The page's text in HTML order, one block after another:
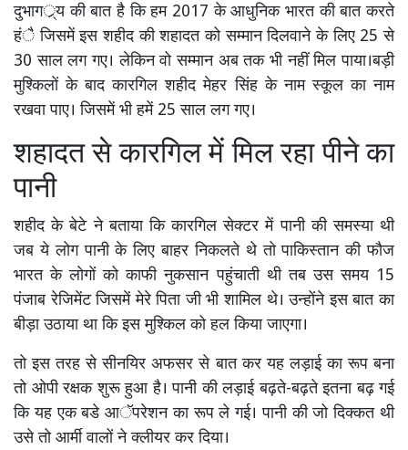
दुभागर््य की बात है कि हम 2017 के आधुनिक भारत की बात करते
हंै जिसमें इस शहीद की शहादत को सम्मान दिलवाने के लिए 25 से
30 साल लग गए। लेकिन वो सम्मान अब तक भी नहीं मिल पाया।बड़ी
मुश्किलों के बाद कारगिल शहीद मेहर सिंह के नाम स्कूल का नाम
रखवा पाए। जिसमें भी हमें 25 साल लग गए।
शहादत से कारगिल में मिल रहा पीने का
पानी
शहीद के बेटे ने बताया कि कारगिल सेक्टर में पानी की समस्या थी
जब ये लोग पानी के लिए बाहर निकलते थे तो पाकिस्तान की फौज
भारत के लोगों को काफी नुकसान पहुंचाती थी तब उस समय 15
पंजाब रेजिमेंट जिसमें मेरे पिता जी भी शामिल थे। उन्होंने इस बात का
बीड़ा उठाया था कि इस मुश्किल को हल किया जाएगा।
तो इस तरह से सीनयिर अफसर से बात कर यह लड़ाई का रूप बना
तो ओपी रक्षक शुरू हुआ है। पानी की लड़ाई बढ़ते-बढ़ते इतना बढ़ गई
कि यह एक बडे आॅपरेशन का रूप ले गई। पानी की जो दिक्कत थी
उसे तो आर्मी वालों ने क्लीयर कर दिया।